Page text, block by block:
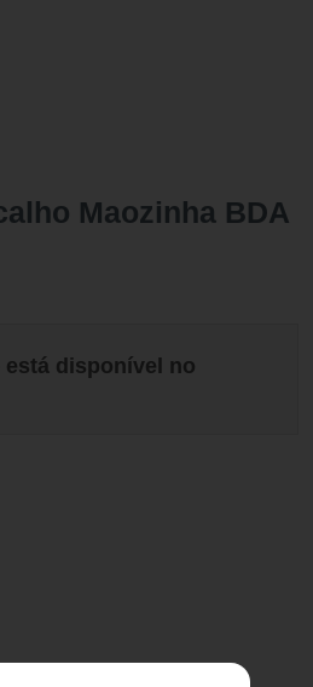
Maozinha BDA
disponível no